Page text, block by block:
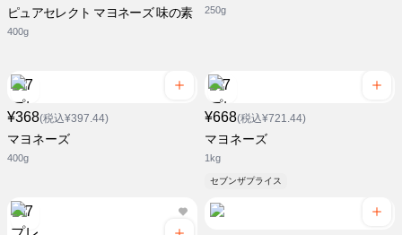
ピュアセレクト マヨネーズ 味の素
400g
250g
¥368(税込¥397.44)
マヨネーズ
400g
¥668(税込¥721.44)
マヨネーズ
1kg
セブンザプライス